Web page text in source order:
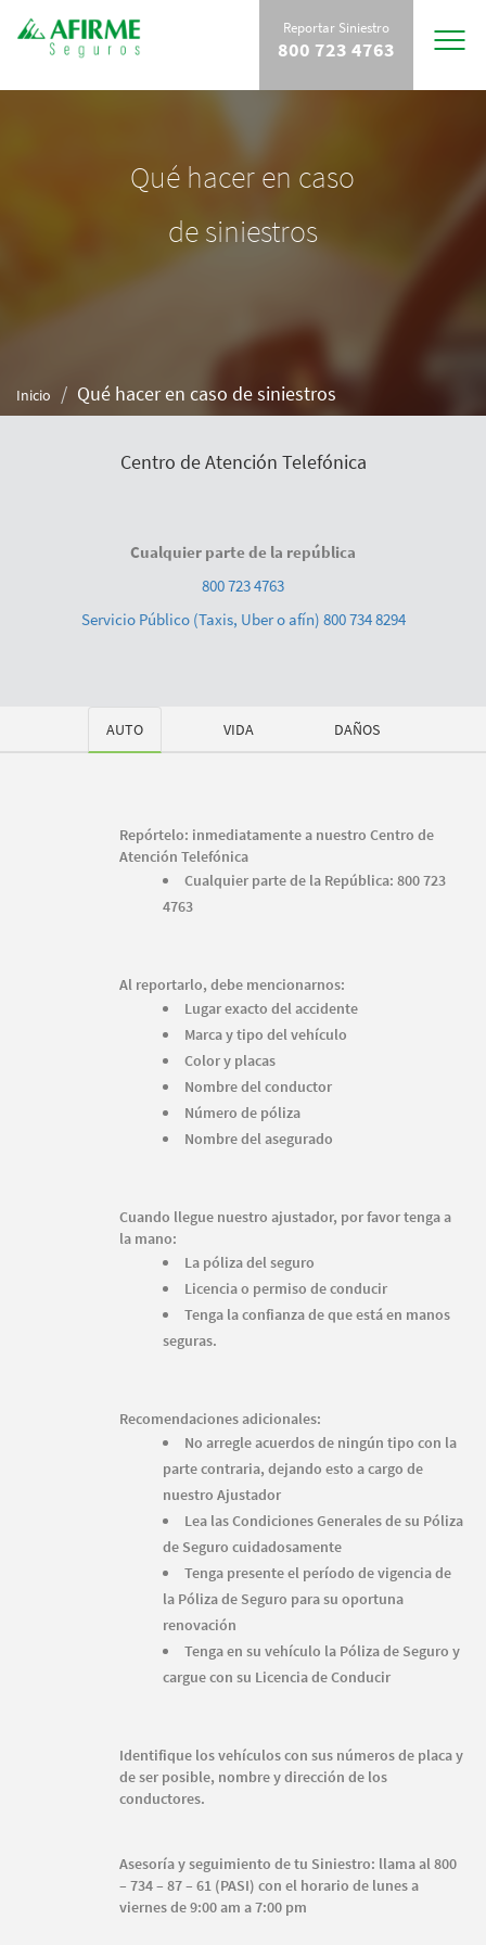
Toggle
Reportar Siniestro
800 723 4763
Qué hacer en caso
de siniestros
Inicio Qué hacer en caso de siniestros
Centro de Atención Telefónica
Cualquier parte de la república
800 723 4763
Servicio Público (Taxis, Uber o afín) 800 734 8294
AUTO VIDA DAÑOS
Repórtelo: inmediatamente a nuestro Centro de
Atención Telefónica
Cualquier parte de la República: 800 723
4763
Al reportarlo, debe mencionarnos:
Lugar exacto del accidente
Marca y tipo del vehículo
Color y placas
Nombre del conductor
Número de póliza
Nombre del asegurado
Cuando llegue nuestro ajustador, por favor tenga a
la mano:
La póliza del seguro
Licencia o permiso de conducir
Tenga la confianza de que está en manos
seguras.
Recomendaciones adicionales:
No arregle acuerdos de ningún tipo con la
parte contraria, dejando esto a cargo de
nuestro Ajustador
Lea las Condiciones Generales de su Póliza
de Seguro cuidadosamente
Tenga presente el período de vigencia de
la Póliza de Seguro para su oportuna
renovación
Tenga en su vehículo la Póliza de Seguro y
cargue con su Licencia de Conducir
Identifique los vehículos con sus números de placa y
de ser posible, nombre y dirección de los
conductores.
Asesoría y seguimiento de tu Siniestro: llama al 800
– 734 – 87 – 61 (PASI) con el horario de lunes a
viernes de 9:00 am a 7:00 pm